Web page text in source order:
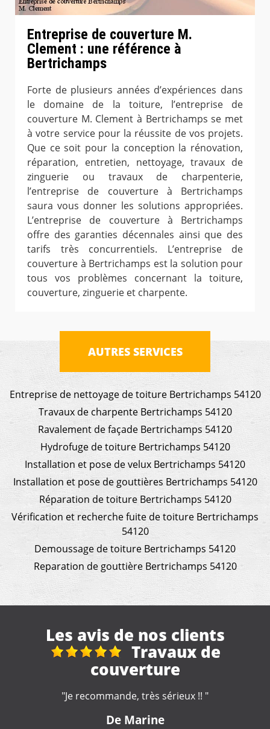
Entreprise de couverture M.
Clement : une référence à
Bertrichamps
Forte de plusieurs années d’expériences dans
le domaine de la toiture, l’entreprise de
couverture M. Clement à Bertrichamps se met
à votre service pour la réussite de vos projets.
Que ce soit pour la conception la rénovation,
réparation, entretien, nettoyage, travaux de
zinguerie ou travaux de charpenterie,
l’entreprise de couverture à Bertrichamps
saura vous donner les solutions appropriées.
L’entreprise de couverture à Bertrichamps
offre des garanties décennales ainsi que des
tarifs très concurrentiels. L’entreprise de
couverture à Bertrichamps est la solution pour
tous vos problèmes concernant la toiture,
couverture, zinguerie et charpente.
AUTRES SERVICES
Entreprise de nettoyage de toiture Bertrichamps 54120
Travaux de charpente Bertrichamps 54120
Ravalement de façade Bertrichamps 54120
Hydrofuge de toiture Bertrichamps 54120
Installation et pose de velux Bertrichamps 54120
Installation et pose de gouttières Bertrichamps 54120
Réparation de toiture Bertrichamps 54120
Vérification et recherche fuite de toiture Bertrichamps
54120
Demoussage de toiture Bertrichamps 54120
Reparation de gouttière Bertrichamps 54120
Les avis de nos clients
travaux de toiture et
démoussage
"Des conseils pertinents, un métier manifestement bien
Merci beaucoup"